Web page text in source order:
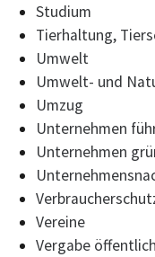
Studium
Tierhaltung,
Umwelt
Umwelt- und
Umzug
Unternehmen
Unternehmen
Vereine
Vergabe